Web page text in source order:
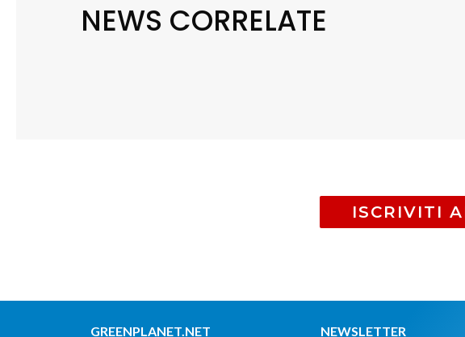
NEWS CORRELATE
ISCRIVITI
GREENPLANET.NET NEWSLETTER